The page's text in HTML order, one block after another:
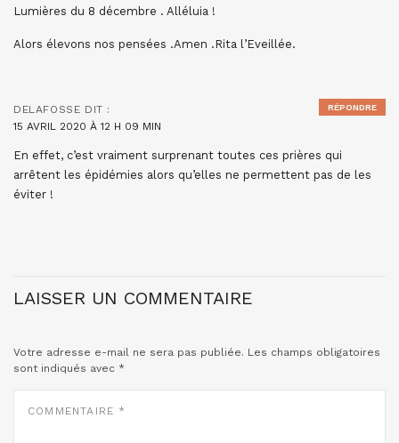
Lumières du 8 décembre . Alléluia !
Alors élevons nos pensées .Amen .Rita l’Eveillée.
DELAFOSSE DIT :
15 AVRIL 2020 À 12 H 09 MIN
En effet, c’est vraiment surprenant toutes ces prières qui
arrêtent les épidémies alors qu’elles ne permettent pas de les
éviter !
RÉPONDRE
LAISSER UN COMMENTAIRE
Votre adresse e-mail ne sera pas publiée. Les champs obligatoires
sont indiqués avec *